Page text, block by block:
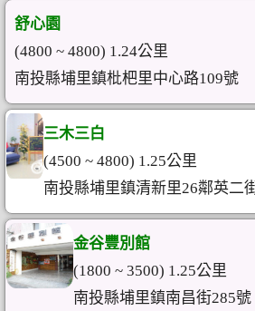
舒心園
(4800 ~ 4800) 1.24公里
南投縣埔里鎮枇杷里中心路109號
三木三白
(4500 ~ 4800) 1.25公里
南投縣埔里鎮清新里26鄰英二
金谷豐別館
(1800 ~ 3500) 1.25公里
南投縣埔里鎮南昌街285號